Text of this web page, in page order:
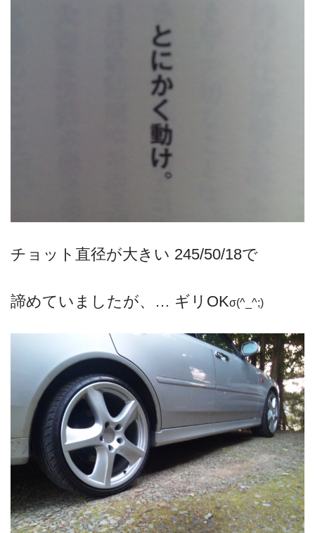
チョット直径が大きい 245/50/18で
諦めていましたが、… ギリOKσ(^_^;)